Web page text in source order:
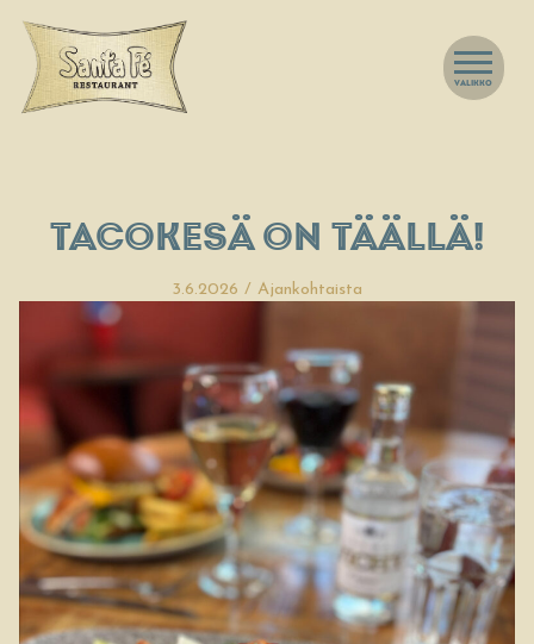
VALIKKO
TACOKESÄ ON TÄÄLLÄ!
3.6.2026 / Ajankohtaista